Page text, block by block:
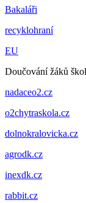
Bakaláři
recyklohraní
EU
Doučování žáků
nadaceo2.cz
o2chytraskola.cz
dolnokralovicka.cz
agrodk.cz
inexdk.cz
rabbit.cz